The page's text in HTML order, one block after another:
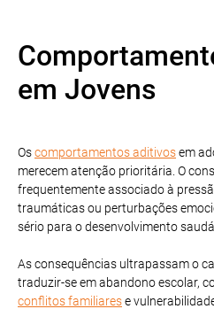
em Jovens
Oscomportamentos aditivosem
merecem atenção prioritária. O
frequentemente associado à
traumáticas ou perturbações
sério para o desenvolvimento
As consequências ultrapassam o
traduzir-se em abandono escolar,
conflitos familiarese